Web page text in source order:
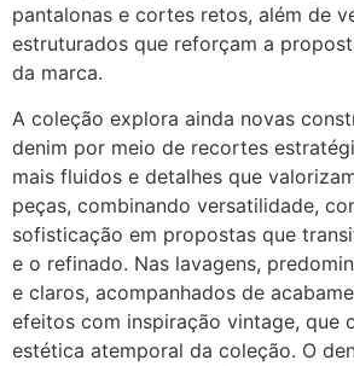
pantalonas e cortes retos, além de
estruturados que reforçam a
da marca.
A coleção explora ainda novas
denim por meio de recortes
mais fluidos e detalhes que
peças, combinando versatilidade,
sofisticação em propostas que
e o refinado. Nas lavagens,
e claros, acompanhados de
efeitos com inspiração vintage, que
estética atemporal da coleção. O